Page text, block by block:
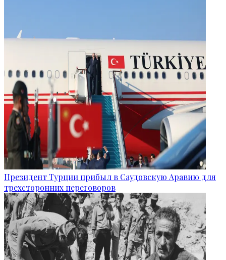
Президент Турции прибыл в Саудовскую Аравию для
трехсторонних переговоров